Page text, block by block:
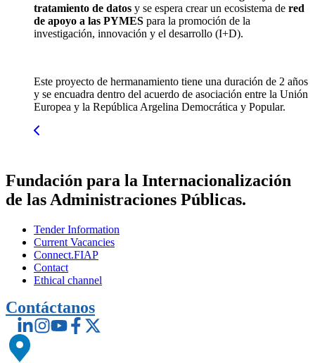
tratamiento de datos y se espera crear un ecosistema de red
de apoyo a las PYMES para la promoción de la
investigación, innovación y el desarrollo (I+D).
Este proyecto de hermanamiento tiene una duración de 2 años
y se encuadra dentro del acuerdo de asociación entre la Unión
Europea y la República Argelina Democrática y Popular.
Fundación para la Internacionalización
de las Administraciones Públicas.
Tender Information
Current Vacancies
Connect.FIAP
Contact
Ethical channel
Contáctanos